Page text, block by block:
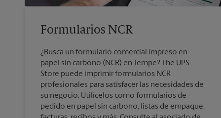
Formularios NCR
¿Busca un formulario comercial impreso en
papel sin carbono (NCR) en Tempe? The UPS
Store puede imprimir formularios NCR
profesionales para satisfacer las necesidades de
su negocio. Utilícelos como formularios de
pedido en papel sin carbono, listas de empaque,